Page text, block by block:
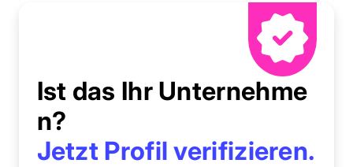
Ist das Ihr Unternehme
n?
Jetzt Profil verifizieren.